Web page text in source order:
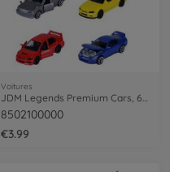
Voitures
8502100000
€3.99